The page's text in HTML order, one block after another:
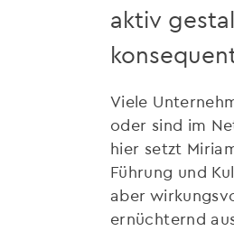
aktiv
Viele
oder sind im
hier setzt
Führung und
aber
ernüchternd